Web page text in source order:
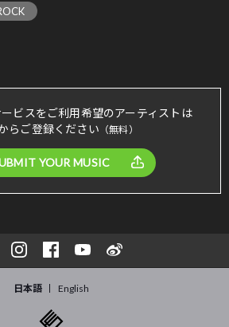
ビスをご利用希望のアーティストは
らご登録ください （無料）
YOUR MUSIC
日本語 English